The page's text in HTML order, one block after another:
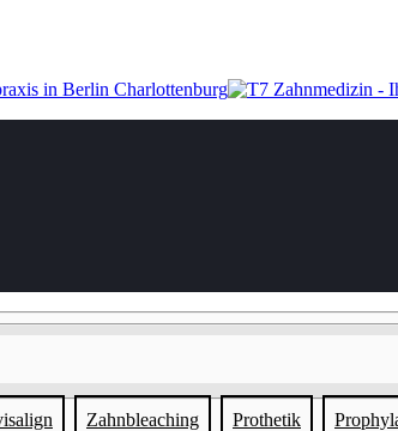
Zahnbleaching Prothetik